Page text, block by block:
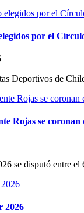
por el
Deportivos de
Rojas se coronan
se disputó entre
2026